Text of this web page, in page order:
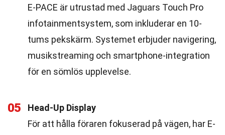
E-PACE är utrustad med Jaguars Touch Pro
infotainmentsystem, som inkluderar en 10-
tums pekskärm. Systemet erbjuder navigering,
musikstreaming och smartphone-integration
för en sömlös upplevelse.
05
Head-Up Display
För att hålla föraren fokuserad på vägen, har E-